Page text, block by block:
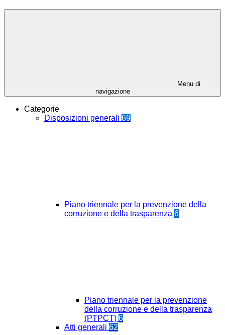
Menu di
navigazione
Categorie
Disposizioni generali 69
Piano triennale per la prevenzione della
corruzione e della trasparenza 6
Piano triennale per la prevenzione
della corruzione e della trasparenza
(PTPCT) 6
Atti generali 62